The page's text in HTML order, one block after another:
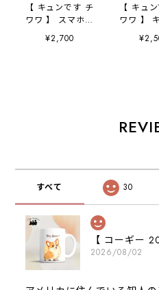
【 キュンです チ
ワワ 】 スマホケ
ース クリアソフ
トケース 犬 犬
¥2,700
【 キュ
ワワ 】
ター 保
お家用
すべて 30
2026/08/02